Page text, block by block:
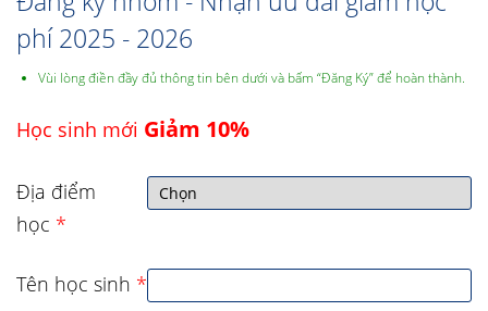
phí 2025 - 2026
Vùi lòng điền đầy đủ thông tin bên dưới và bấm “Đăng Ký” để hoàn thành.
Học sinh mới Giảm 10%
Địa điểm
học *
Tên học sinh *